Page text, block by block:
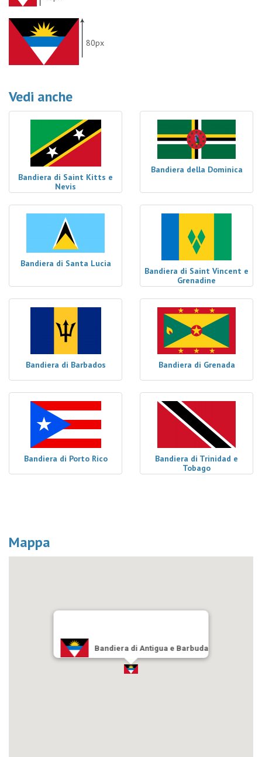
80px
Vedi anche
Bandiera di Saint Kitts e
Nevis
Bandiera della Dominica
Bandiera di Santa Lucia
Bandiera di Saint Vincent e
Grenadine
Bandiera di Barbados Bandiera di Grenada
Bandiera di Porto Rico
Bandiera di Trinidad e
Tobago
Mappa
Bandiera di Antigua e Barbuda